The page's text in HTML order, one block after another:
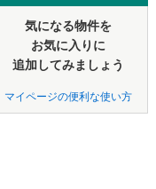
気になる物件を
お気に入りに
追加してみましょう
マイページの便利な使い方